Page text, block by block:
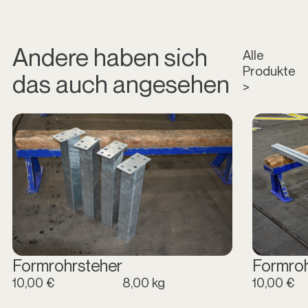
Andere haben sich
das auch angesehen
Alle
Produkte
>
Formrohrsteher
10,00 € 8,00 kg 10,00 €